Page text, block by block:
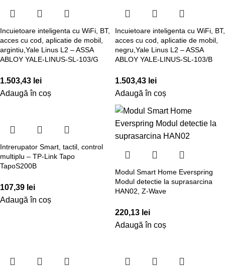
Incuietoare inteligenta cu WiFi, BT,
acces cu cod, aplicatie de mobil,
argintiu,Yale Linus L2 – ASSA
ABLOY YALE-LINUS-SL-103/G
1.503,43 lei
Adaugă în coș
Incuietoare inteligenta cu WiFi, BT,
acces cu cod, aplicatie de mobil,
negru,Yale Linus L2 – ASSA
ABLOY YALE-LINUS-SL-103/B
1.503,43 lei
Adaugă în coș
Intrerupator Smart, tactil, control
multiplu – TP-Link Tapo
TapoS200B
107,39 lei
Adaugă în coș
Modul Smart Home Everspring
Modul detectie la suprasarcina
HAN02, Z-Wave
220,13 lei
Adaugă în coș